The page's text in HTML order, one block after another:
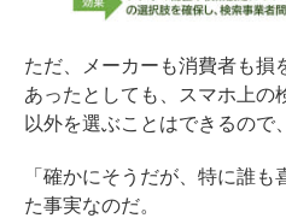
ただ、メーカーも消費者も損
あったとしても、スマホ上の
以外を選ぶことはできるので
「確かにそうだが、特に誰
た事実なのだ。